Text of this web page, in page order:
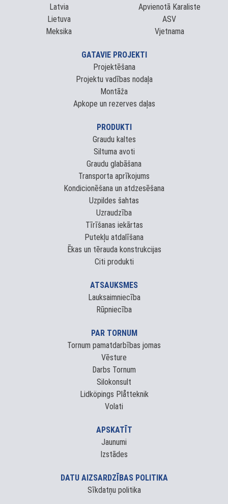
Latvia
Lietuva
Meksika
Apvienotā Karaliste
ASV
Vjetnama
GATAVIE PROJEKTI
Projektēšana
Projektu vadības nodaļa
Montāža
Apkope un rezerves daļas
PRODUKTI
Graudu kaltes
Siltuma avoti
Graudu glabāšana
Transporta aprīkojums
Kondicionēšana un atdzesēšana
Uzpildes šahtas
Uzraudzība
Tīrīšanas iekārtas
Putekļu atdalīšana
Ēkas un tērauda konstrukcijas
Citi produkti
ATSAUKSMES
Lauksaimniecība
Rūpniecība
PAR TORNUM
Tornum pamatdarbības jomas
Vēsture
Darbs Tornum
Silokonsult
Lidköpings Plåtteknik
Volati
APSKATĪT
Jaunumi
Izstādes
DATU AIZSARDZĪBAS POLITIKA
Sīkdatņu politika